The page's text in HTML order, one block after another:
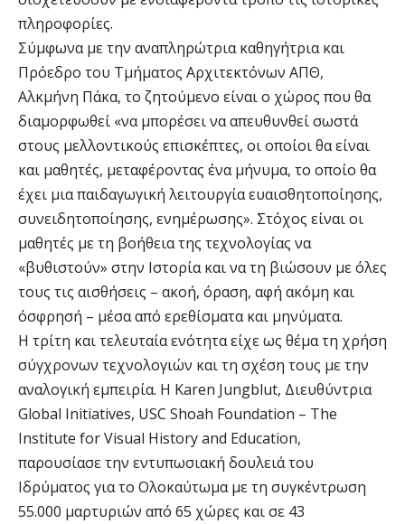
πληροφορίες.
Σύμφωνα με την αναπληρώτρια καθηγήτρια και
Πρόεδρο του Τμήματος Αρχιτεκτόνων ΑΠΘ,
Αλκμήνη Πάκα, το ζητούμενο είναι ο χώρος που θα
διαμορφωθεί «να μπορέσει να απευθυνθεί σωστά
στους μελλοντικούς επισκέπτες, οι οποίοι θα είναι
και μαθητές, μεταφέροντας ένα μήνυμα, το οποίο θα
έχει μια παιδαγωγική λειτουργία ευαισθητοποίησης,
συνειδητοποίησης, ενημέρωσης». Στόχος είναι οι
μαθητές με τη βοήθεια της τεχνολογίας να
«βυθιστούν» στην Ιστορία και να τη βιώσουν με όλες
τους τις αισθήσεις – ακοή, όραση, αφή ακόμη και
όσφρησή – μέσα από ερεθίσματα και μηνύματα.
Η τρίτη και τελευταία ενότητα είχε ως θέμα τη χρήση
σύγχρονων τεχνολογιών και τη σχέση τους με την
αναλογική εμπειρία. Η Karen Jungblut, Διευθύντρια
Global Initiatives, USC Shoah Foundation – The
Institute for Visual History and Education,
παρουσίασε την εντυπωσιακή δουλειά του
Ιδρύματος για το Ολοκαύτωμα με τη συγκέντρωση
55.000 μαρτυριών από 65 χώρες και σε 43